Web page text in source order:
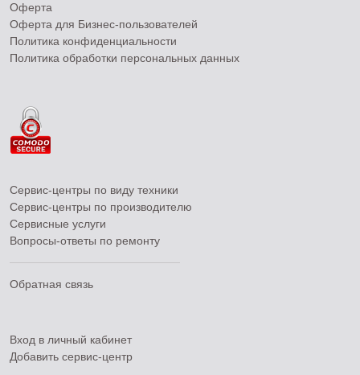
Оферта
Оферта для Бизнес-пользователей
Политика конфиденциальности
Политика обработки персональных данных
Сервис-центры по виду техники
Сервис-центры по производителю
Сервисные услуги
Вопросы-ответы по ремонту
Обратная связь
Вход в личный кабинет
Добавить сервис-центр